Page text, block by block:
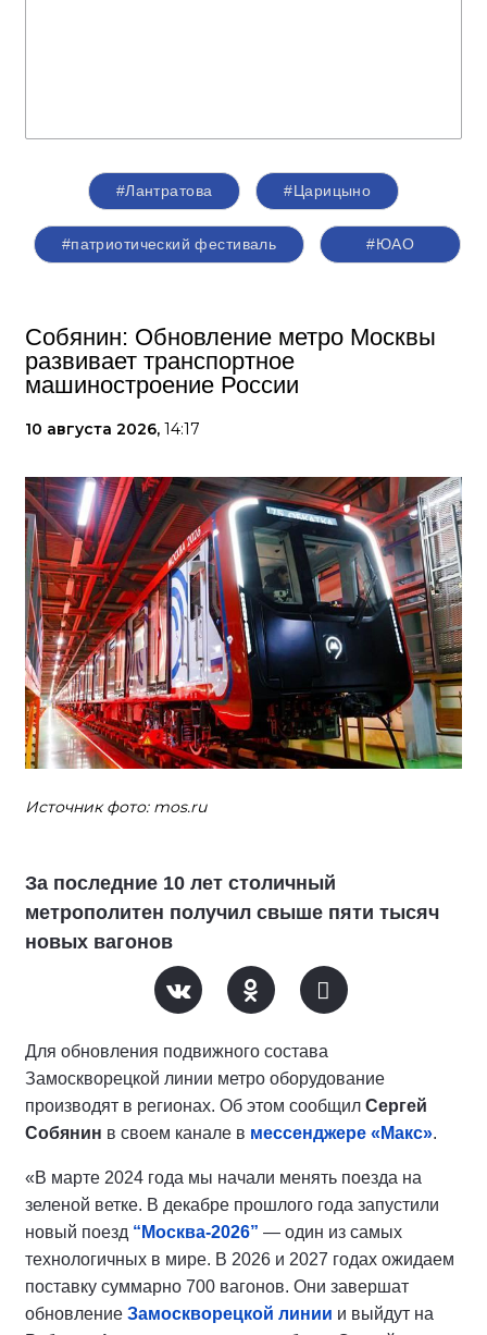
#Лантратова #Царицыно
#патриотический фестиваль #ЮАО
Собянин: Обновление метро Москвы
развивает транспортное
машиностроение России
10 августа 2026, 14:17
Источник фото: mos.ru
За последние 10 лет столичный
метрополитен получил свыше пяти тысяч
новых вагонов
Для обновления подвижного состава
Замоскворецкой линии метро оборудование
производят в регионах. Об этом сообщил Сергей
Собянин в своем канале в мессенджере «Макс».
«В марте 2024 года мы начали менять поезда на
зеленой ветке. В декабре прошлого года запустили
новый поезд “Москва-2026” — один из самых
технологичных в мире. В 2026 и 2027 годах ожидаем
поставку суммарно 700 вагонов. Они завершат
обновление Замоскворецкой линии и выйдут на